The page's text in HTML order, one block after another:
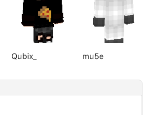
Qubix_ mu5e